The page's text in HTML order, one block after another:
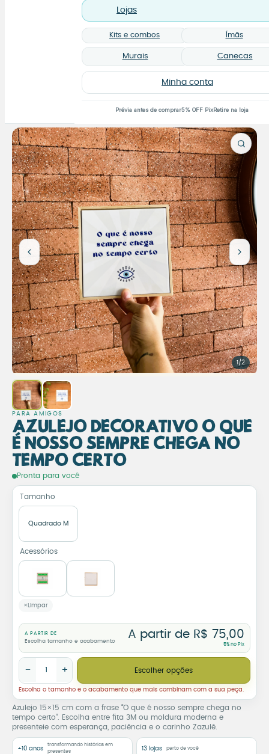
Lojas
Kits e combos Ímãs
Murais Canecas
Minha conta
Prévia antes de comprar5% OFF PixRetire na loja
1/2
PARA AMIGOS
Azulejo Decorativo O Que
É Nosso Sempre Chega no
Tempo Certo
Azulejo Decorativo O Que É
Pronta para você
Azulejo 15×15 cm com a frase “O que é nosso sempre chega no
tempo certo”. Escolha entre fita 3M ou moldura moderna e
presenteie com esperança, paciência e o carinho Zazulê.
Tamanho
Quadrado M
Acessórios
Limpar
A PARTIR DE
Escolha tamanho e acabamento
A partir de R$ 75,00
5% no Pix
Azulejo Decorativo O Que É Nosso Sempre Chega no Tempo
− + Escolher opções
Escolha o tamanho e o acabamento que mais combinam com a sua peça.
+10 anos
transformando histórias em
presentes
13 lojas perto de você